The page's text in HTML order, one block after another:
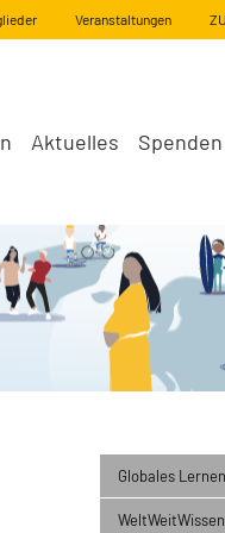
Veranstaltungen
Aktuelles
Globales Lernen